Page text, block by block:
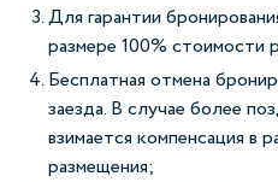
Для гарантии
размере 100% стоимости
Бесплатная отмена
заезда. В случае более
взимается компенсация в
размещения;